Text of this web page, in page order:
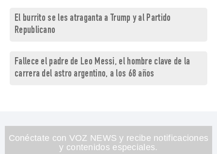
El burrito se les atraganta a Trump y al Partido
Republicano
Fallece el padre de Leo Messi, el hombre clave de la
carrera del astro argentino, a los 68 años
Conéctate con VOZ NEWS y recibe notificaciones
y contenidos especiales.